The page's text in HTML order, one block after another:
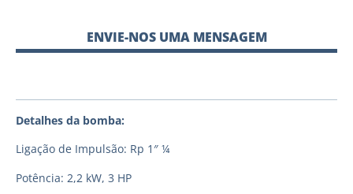
ENVIE-NOS UMA MENSAGEM
Detalhes da bomba:
Ligação de Impulsão: Rp 1″ ¼
Potência: 2,2 kW, 3 HP